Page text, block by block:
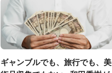
ギャンブルでも、旅行でも、美